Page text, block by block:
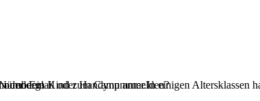
und Email oder Handynummer.In einigen
dein Kind zum Camp anmelden?